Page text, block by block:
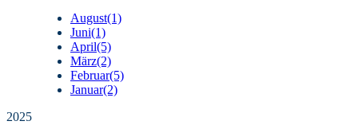
August(1)
Juni(1)
April(5)
März(2)
Februar(5)
Januar(2)
2025